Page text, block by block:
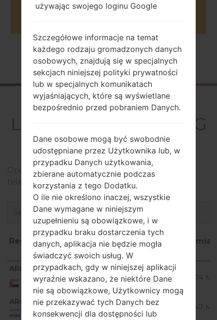
Buy accessories on Amazon
Strona startowa →Seria →LG Alicia →LGA133
Firmware
LGA133(LGA133) akaLG
Alicia
Оpis regionów oprogramowania układowego dla
telefonów LG
Region
Nazwa
pliku
OS Rozmiar
Region
Nazwa
pliku
OS
ARE
United Arab
Emirates
V10C_00.kdz
Unknown 23.74
ARG
Argentina
V10C_00.kdz
Unknown 22.47
używając swojego loginu Google
Szczegółowe informacje na temat
każdego rodzaju gromadzonych danych
osobowych, znajdują się w specjalnych
sekcjach niniejszej polityki prywatności
lub w specjalnych komunikatach
wyjaśniających, które są wyświetlane
bezpośrednio przed pobraniem Danych.
Dane osobowe mogą być swobodnie
udostępniane przez Użytkownika lub, w
przypadku Danych użytkowania,
zbierane automatycznie podczas
korzystania z tego Dodatku.
O ile nie określono inaczej, wszystkie
Dane wymagane w niniejszym
uzupełnieniu są obowiązkowe, i w
przypadku braku dostarczenia tych
danych, aplikacja nie będzie mogła
świadczyć swoich usług. W
przypadkach, gdy w niniejszej aplikacji
wyraźnie wskazano, że niektóre Dane
nie są obowiązkowe, Użytkownicy mogą
nie przekazywać tych Danych bez
konsekwencji dla dostępności lub